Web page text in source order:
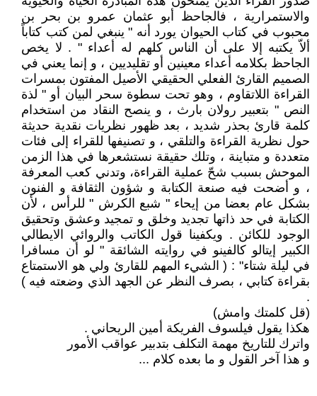
والاستمرارية ، فالجاحظ أبو عثمان عمرو بن بحر بن
محبوب في كتاب الحيوان يورد أنه " ينبغي لمن كتب كتاباً
ألاّ يكتبه إلا على أن الناس كلهم له أعداء " . لا يخص
الجاحظ بكلامه أعداء معينين أو تقليديين ، و إنما يعني في
الصميم القارئ الفعلي الحقيقي الأصيل المفتون بمسرات
القراءة اللاتقاوم ، وهو تحت سطوة سحر البيان أو " لذة
النص " بتعبير رولان بارث ، و ينصح النقاد من استخدام
كلمة قارئ بحذر شديد ، بعد ظهور نظريات نقدية حديثة
حول نظرية القراءة والتلقي ، و تصنيفها للقراء إلى فئات
متعددة و متباينة ، وتلك حقيقة نستشعرها في هذا الزمن
الموحش بسبب شحّ عملية القراءة، وتدني كعب المعرفة
، و أضحت فيه صنعة الكتابة و شؤون الثقافة و الفنون
بشكل عام بعضا من إيحاء " شبع الكرش " للرأس ، لأن
الكتابة في حد ذاتها تجديد وخلق و تمجيد وعشق وتحقيق
الوجود للكائن . ويكفينا قول الكاتب والروائي الايطالي
الكبير إيتالو كالفينو في روايته الشائقة " لو أن مسافرا
في ليلة شتاء" : ( الشيء المهم للقارئ ولي هو الاستمتاع
بقراءة كتابي ، بصرف النظر عن الجهد الذي وضعته فيه )
.
(قل كلمتك وامش)
هكذا يقول فيلسوف الفريكة أمين الريحاني .
واترك للتاريخ مهمة التكلف بتدبير عواقب الأمور
و هذا آخر القول و ما بعده كلام ...